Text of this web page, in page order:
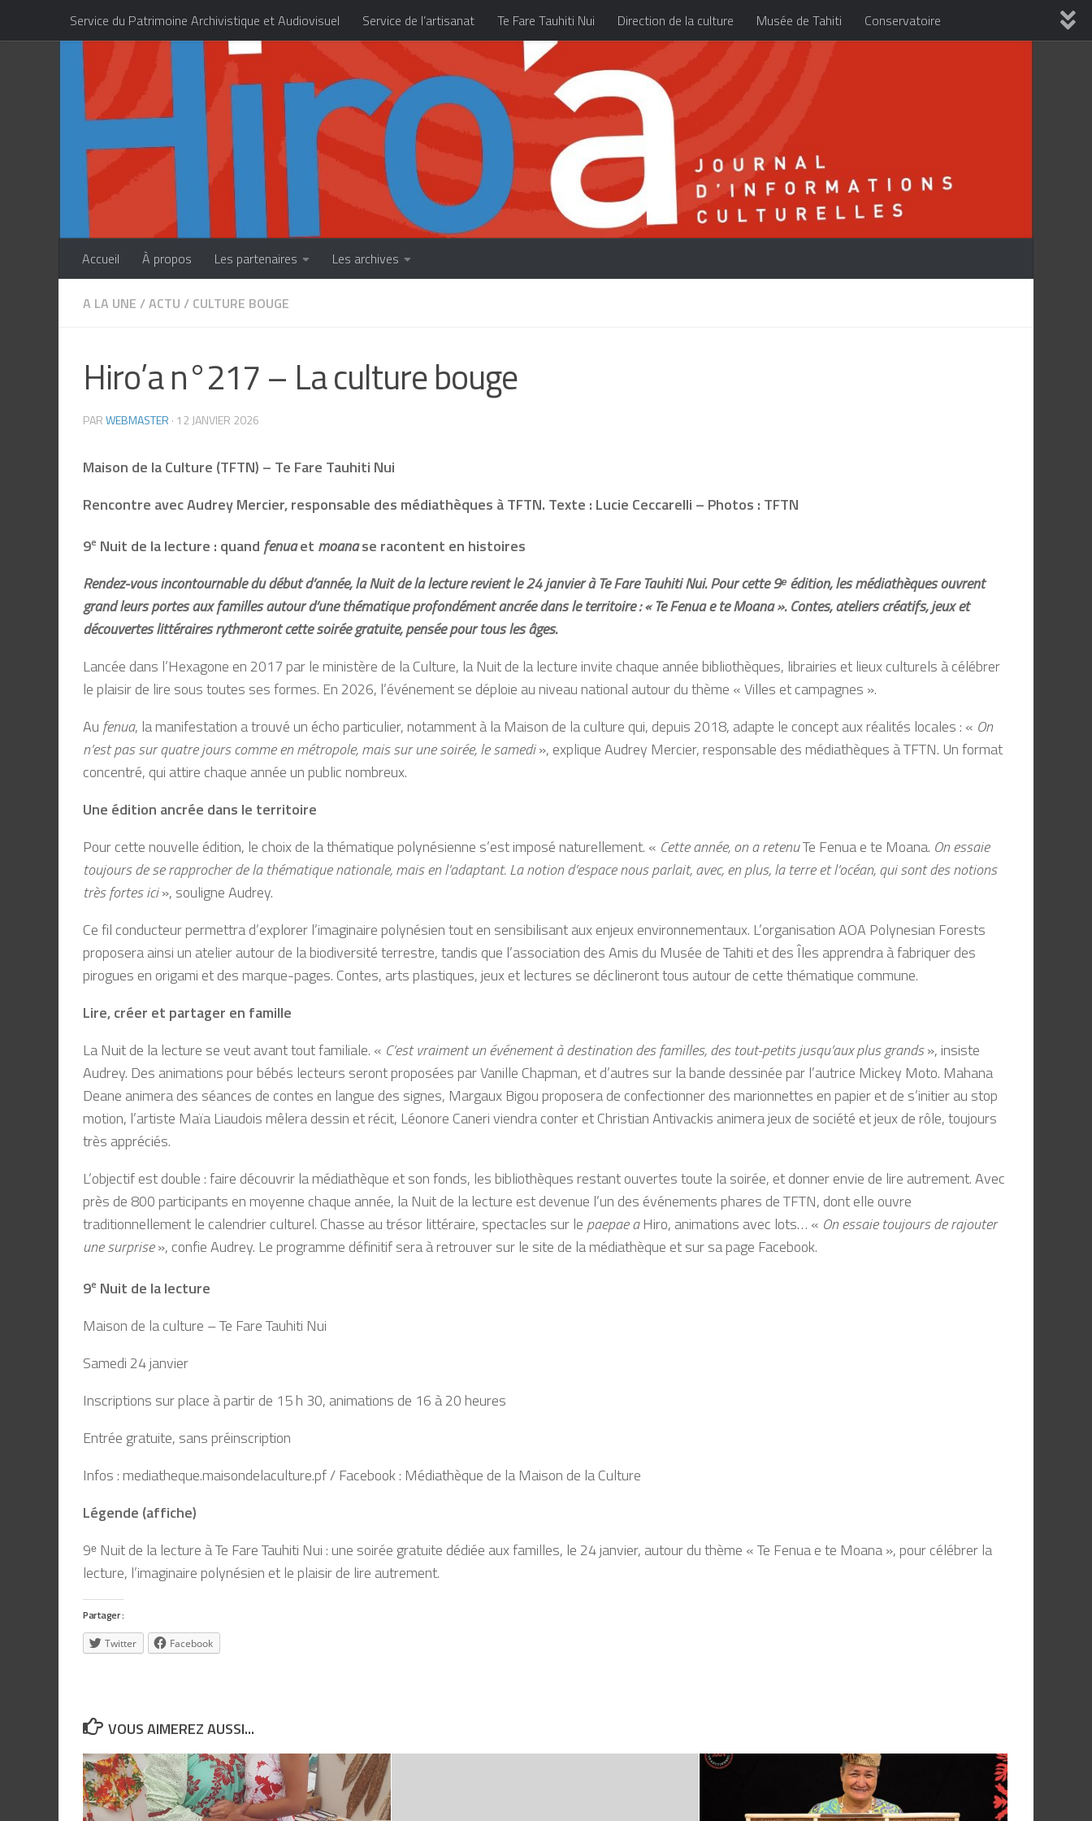
Skip to contentService du Patrimoine Archivistique et Audiovisuel Service de l’artisanat Te Fare Tauhiti Nui Direction de la culture Musée de Tahiti Conservatoire
Centre des Métiers d’Art de la Polynésie française Les archives À propos Accueil
Accueil À propos Les partenaires Les archives
A LA UNE /ACTU / CULTURE BOUGE
Hiro’a n°217 – La culture bouge
PARWEBMASTER · 12 JANVIER 2026
Maison de la Culture (TFTN) – Te Fare Tauhiti Nui
Rencontre avec Audrey Mercier, responsable des médiathèques à TFTN. Texte : Lucie Ceccarelli – Photos : TFTN
9e Nuit de la lecture : quand fenuaet moanase racontent en histoires
Rendez-vous incontournable du début d’année, la Nuit de la lecture revient le 24 janvier à Te Fare Tauhiti Nui. Pour cette 9ᵉ édition, les médiathèques ouvrent
grand leurs portes aux familles autour d’une thématique profondément ancrée dans le territoire : « Te Fenua e te Moana ». Contes, ateliers créatifs, jeux et
découvertes littéraires rythmeront cette soirée gratuite, pensée pour tous les âges.
Lancée dans l’Hexagone en 2017 par le ministère de la Culture, la Nuit de la lecture invite chaque année bibliothèques, librairies et lieux culturels à célébrer
le plaisir de lire sous toutes ses formes. En 2026, l’événement se déploie au niveau national autour du thème « Villes et campagnes ».
Au fenua, la manifestation a trouvé un écho particulier, notamment à la Maison de la culture qui, depuis 2018, adapte le concept aux réalités locales : « On
n’est pas sur quatre jours comme en métropole, mais sur une soirée, le samedi», explique Audrey Mercier, responsable des médiathèques à TFTN. Un format
concentré, qui attire chaque année un public nombreux.
Une édition ancrée dans le territoire
Pour cette nouvelle édition, le choix de la thématique polynésienne s’est imposé naturellement. « Cette année, on a retenuTe Fenua e te Moana. On essaie
toujours de se rapprocher de la thématique nationale, mais en l’adaptant. La notion d’espace nous parlait, avec, en plus, la terre et l’océan, qui sont des notions
très fortes ici», souligne Audrey.
Ce fil conducteur permettra d’explorer l’imaginaire polynésien tout en sensibilisant aux enjeux environnementaux. L’organisation AOA Polynesian Forests
proposera ainsi un atelier autour de la biodiversité terrestre, tandis que l’association des Amis du Musée de Tahiti et des Îles apprendra à fabriquer des
pirogues en origami et des marque-pages. Contes, arts plastiques, jeux et lectures se déclineront tous autour de cette thématique commune.
Lire, créer et partager en famille
La Nuit de la lecture se veut avant tout familiale. « C’est vraiment un événement à destination des familles, des tout-petits jusqu’aux plus grands», insiste
Audrey. Des animations pour bébés lecteurs seront proposées par Vanille Chapman, et d’autres sur la bande dessinée par l’autrice Mickey Moto. Mahana
Deane animera des séances de contes en langue des signes, Margaux Bigou proposera de confectionner des marionnettes en papier et de s’initier au stop
motion, l’artiste Maïa Liaudois mêlera dessin et récit, Léonore Caneri viendra conter et Christian Antivackis animera jeux de société et jeux de rôle, toujours
très appréciés.
L’objectif est double : faire découvrir la médiathèque et son fonds, les bibliothèques restant ouvertes toute la soirée, et donner envie de lire autrement. Avec
près de 800 participants en moyenne chaque année, la Nuit de la lecture est devenue l’un des événements phares de TFTN, dont elle ouvre
traditionnellement le calendrier culturel. Chasse au trésor littéraire, spectacles sur le paepae aHiro, animations avec lots… « On essaie toujours de rajouter
une surprise», confie Audrey. Le programme définitif sera à retrouver sur le site de la médiathèque et sur sa page Facebook.
9e Nuit de la lecture
Maison de la culture – Te Fare Tauhiti Nui
Samedi 24 janvier
Inscriptions sur place à partir de 15 h 30, animations de 16 à 20 heures
Entrée gratuite, sans préinscription
Infos : mediatheque.maisondelaculture.pf / Facebook : Médiathèque de la Maison de la Culture
Légende (affiche)
9ᵉ Nuit de la lecture à Te Fare Tauhiti Nui : une soirée gratuite dédiée aux familles, le 24 janvier, autour du thème « Te Fenua e te Moana », pour célébrer la
lecture, l’imaginaire polynésien et le plaisir de lire autrement.
Partager :
Twitter Facebook
VOUS AIMEREZ AUSSI...